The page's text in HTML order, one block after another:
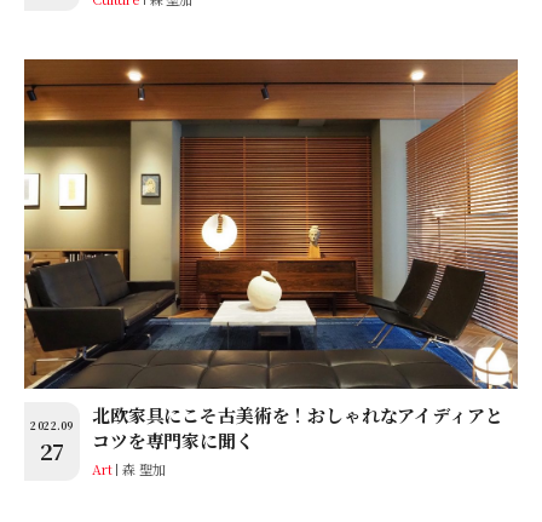
2022.09
27
北欧家具にこそ古美術を！おしゃれなアイディアと
コツを専門家に聞く
Art 森 聖加